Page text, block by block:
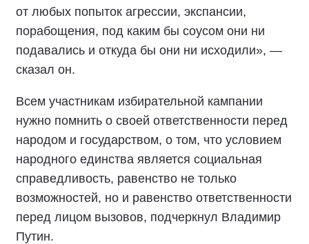
от любых попыток агрессии, экспансии,
порабощения, под каким бы соусом они ни
подавались и откуда бы они ни исходили», —
сказал он.
Всем участникам избирательной кампании
нужно помнить о своей ответственности перед
народом и государством, о том, что условием
народного единства является социальная
справедливость, равенство не только
возможностей, но и равенство ответственности
перед лицом вызовов, подчеркнул Владимир
Путин.